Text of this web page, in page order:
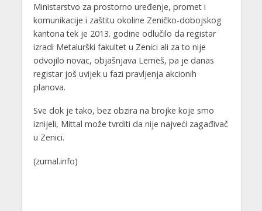
Ministarstvo za prostorno uređenje, promet i
komunikacije i zaštitu okoline Zeničko-dobojskog
kantona tek je 2013. godine odlučilo da registar
izradi Metalurški fakultet u Zenici ali za to nije
odvojilo novac, objašnjava Lemeš, pa je danas
registar još uvijek u fazi pravljenja akcionih
planova.
Sve dok je tako, bez obzira na brojke koje smo
iznijeli, Mittal može tvrditi da nije najveći zagađivač
u Zenici.
(zurnal.info)